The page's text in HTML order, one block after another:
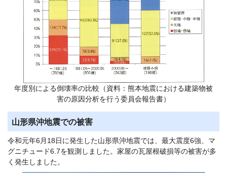
年度別による倒壊率の比較（資料：熊本地震における建築物被
害の原因分析を行う委員会報告書）
山形県沖地震での被害
令和元年6月18日に発生した山形県沖地震では、最大震度6強、マ
グニチュード6.7を観測しました。家屋の瓦屋根破損等の被害が多
く発生しました。